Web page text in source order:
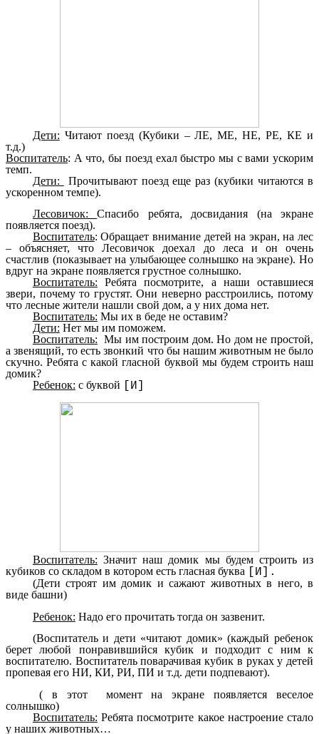
Дети: Читают поезд (Кубики – ЛЕ, МЕ, НЕ, РЕ, КЕ и
т.д.)
Воспитатель: А что, бы поезд ехал быстро мы с вами ускорим
темп.
Дети:
Прочитывают поезд еще раз (кубики читаются в
ускоренном темпе).
Лесовичок:Спасибо ребята, досвидания (на экране
появляется поезд).
Воспитатель: Обращает внимание детей на экран, на лес
– объясняет, что Лесовичок доехал до леса и он очень
счастлив (показывает на улыбающее солнышко на экране). Но
вдруг на экране появляется грустное солнышко.
Воспитатель: Ребята посмотрите, а наши оставшиеся
звери, почему то грустят. Они неверно расстроились, потому
что лесные жители нашли свой дом, а у них дома нет.
Воспитатель: Мы их в беде не оставим?
Дети: Нет мы им поможем.
Воспитатель: Мы им построим дом. Но дом не простой,
а звенящий, то есть звонкий что бы нашим животным не было
скучно. Ребята с какой гласной буквой мы будем строить наш
домик?
Ребенок: с буквой [И]
Воспитатель: Значит наш домик мы будем строить из
кубиков со складом в котором есть гласная буква [И].
(Дети строят им домик и сажают животных в него, в
виде башни)
Ребенок: Надо его прочитать тогда он зазвенит.
(Воспитатель и дети «читают домик» (каждый ребенок
берет любой понравившийся кубик и подходит с ним к
воспитателю. Воспитатель поварачивая кубик в руках у детей
пропевая его НИ, КИ, РИ, ПИ и т.д. дети подпевают).
( в этот момент на экране появляется веселое
солнышко)
Воспитатель: Ребята посмотрите какое настроение стало
у наших животных…